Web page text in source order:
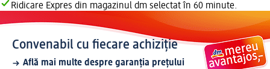
Ridicare Expres din magazinul dm selectat în 60 minute.
Convenabil cu fiecare achiziție
Află mai multe despre garanția prețului